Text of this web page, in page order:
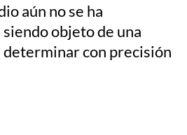
aún no se ha
objeto de una
con precisión